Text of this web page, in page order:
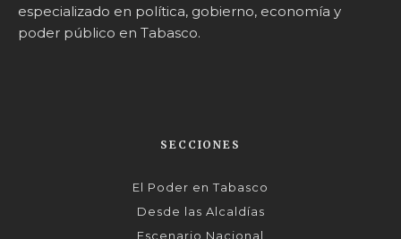
especializado en política, gobierno, economía y
poder público en Tabasco.
SECCIONES
El Poder en Tabasco
Desde las Alcaldías
Escenario Nacional